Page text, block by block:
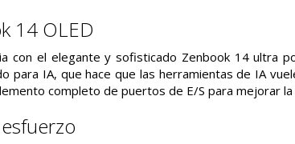
14 OLED
con el elegante y sofisticado Zenbook 14 ultra
para IA, que hace que las herramientas de IA
completo de puertos de E/S para mejorar